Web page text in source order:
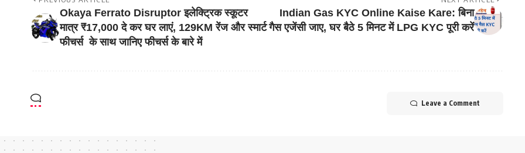
Okaya Ferrato Disruptor इलेक्ट्रिक स्कूटर
मात्र ₹17,000 दे कर घर लाएं, 129KM रेंज और स्मार्ट
फीचर्स के साथ जानिए फीचर्स के बारे में
Indian Gas KYC Online Kaise Kare: बिना
गैस एजेंसी जाए, घर बैठे 5 मिनट में LPG KYC पूरी करें
Leave a Comment